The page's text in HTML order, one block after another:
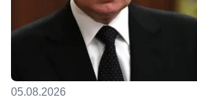
05.08.2026